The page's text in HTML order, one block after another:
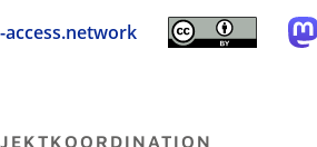
access.network